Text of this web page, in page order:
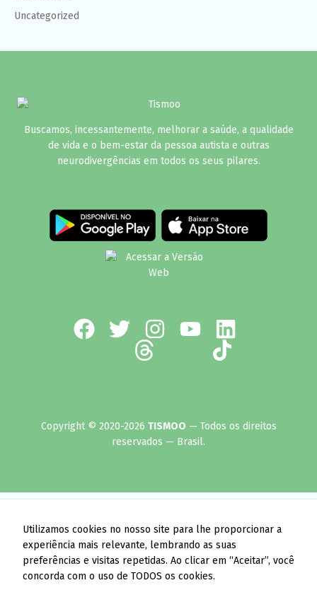
Uncategorized
Buscamos, incessantemente, melhorar a saúde, a qualidade
de vida e o bem-estar da pessoa autista e outras
neurodivergências em todos os seus pilares.
Copyright © 2020-2026 TISMOO — Todos os direitos
reservados — Brasil.
Utilizamos cookies no nosso site para lhe proporcionar a
experiência mais relevante, lembrando as suas
preferências e visitas repetidas. Ao clicar em “Aceitar”, você
concorda com o uso de TODOS os cookies.